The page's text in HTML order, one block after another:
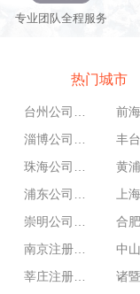
专业团队全程服务
热门城市
南京注册公司
莘庄注册公司